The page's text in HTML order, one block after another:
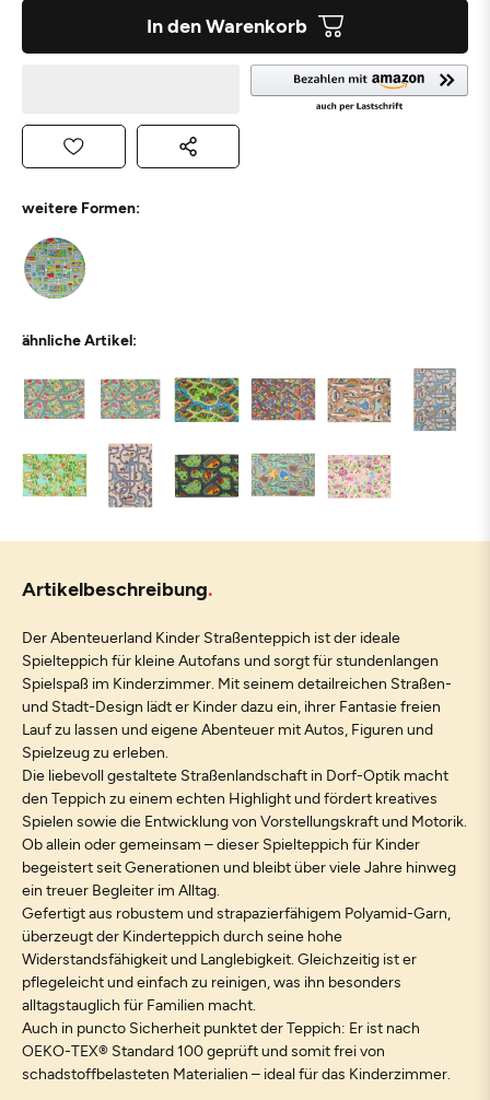
In den Warenkorb
weitere Formen:
ähnliche Artikel:
Artikelbeschreibung
Der Abenteuerland Kinder Straßenteppich ist der ideale
Spielteppich für kleine Autofans und sorgt für stundenlangen
Spielspaß im Kinderzimmer. Mit seinem detailreichen Straßen-
und Stadt-Design lädt er Kinder dazu ein, ihrer Fantasie freien
Lauf zu lassen und eigene Abenteuer mit Autos, Figuren und
Spielzeug zu erleben.
Die liebevoll gestaltete Straßenlandschaft in Dorf-Optik macht
den Teppich zu einem echten Highlight und fördert kreatives
Spielen sowie die Entwicklung von Vorstellungskraft und Motorik.
Ob allein oder gemeinsam – dieser Spielteppich für Kinder
begeistert seit Generationen und bleibt über viele Jahre hinweg
ein treuer Begleiter im Alltag.
Gefertigt aus robustem und strapazierfähigem Polyamid-Garn,
überzeugt der Kinderteppich durch seine hohe
Widerstandsfähigkeit und Langlebigkeit. Gleichzeitig ist er
pflegeleicht und einfach zu reinigen, was ihn besonders
alltagstauglich für Familien macht.
Auch in puncto Sicherheit punktet der Teppich: Er ist nach
OEKO-TEX® Standard 100 geprüft und somit frei von
schadstoffbelasteten Materialien – ideal für das Kinderzimmer.